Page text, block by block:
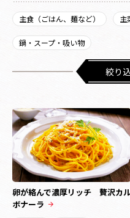
主食（ごはん、麺など） 主
鍋・スープ・吸い物
絞り
卵が絡んで濃厚リッチ 贅沢カ
ボナーラ